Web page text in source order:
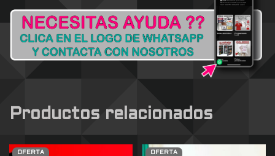
Productos relacionados
OFERTA OFERTA